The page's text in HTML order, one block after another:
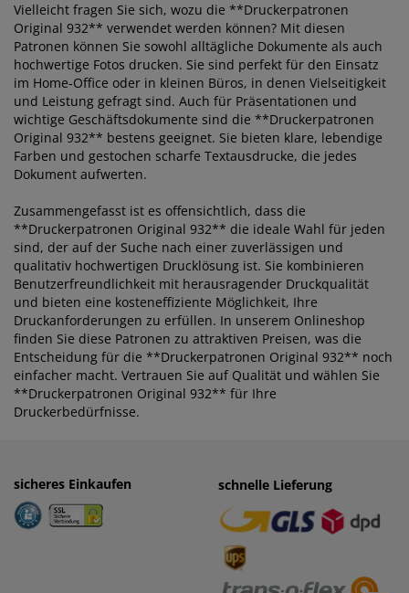
Vielleicht fragen Sie sich, wozu die **Druckerpatronen
Original 932** verwendet werden können? Mit diesen
Patronen können Sie sowohl alltägliche Dokumente als auch
hochwertige Fotos drucken. Sie sind perfekt für den Einsatz
im Home-Office oder in kleinen Büros, in denen Vielseitigkeit
und Leistung gefragt sind. Auch für Präsentationen und
wichtige Geschäftsdokumente sind die **Druckerpatronen
Original 932** bestens geeignet. Sie bieten klare, lebendige
Farben und gestochen scharfe Textausdrucke, die jedes
Dokument aufwerten.
Zusammengefasst ist es offensichtlich, dass die
**Druckerpatronen Original 932** die ideale Wahl für jeden
sind, der auf der Suche nach einer zuverlässigen und
qualitativ hochwertigen Drucklösung ist. Sie kombinieren
Benutzerfreundlichkeit mit herausragender Druckqualität
und bieten eine kosteneffiziente Möglichkeit, Ihre
Druckanforderungen zu erfüllen. In unserem Onlineshop
finden Sie diese Patronen zu attraktiven Preisen, was die
Entscheidung für die **Druckerpatronen Original 932** noch
einfacher macht. Vertrauen Sie auf Qualität und wählen Sie
**Druckerpatronen Original 932** für Ihre
Druckerbedürfnisse.
sicheres Einkaufen einfaches Zahlen
· Rechnung
· Vorkasse
schnelle Lieferung